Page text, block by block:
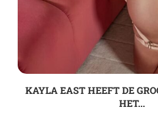
KAYLA EAST HEEFT DE
HET...